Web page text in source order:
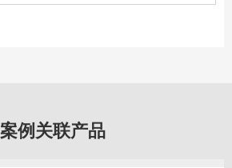
案例关联产品